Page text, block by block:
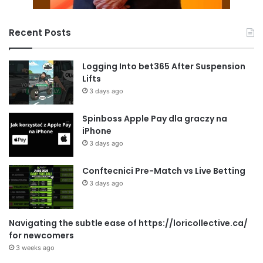
Recent Posts
Logging Into bet365 After Suspension
Lifts
3 days ago
Spinboss Apple Pay dla graczy na
iPhone
3 days ago
Conftecnici Pre-Match vs Live Betting
3 days ago
Navigating the subtle ease of https://loricollective.ca/
for newcomers
3 weeks ago